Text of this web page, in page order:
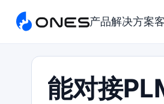
产品解决方案
能对接